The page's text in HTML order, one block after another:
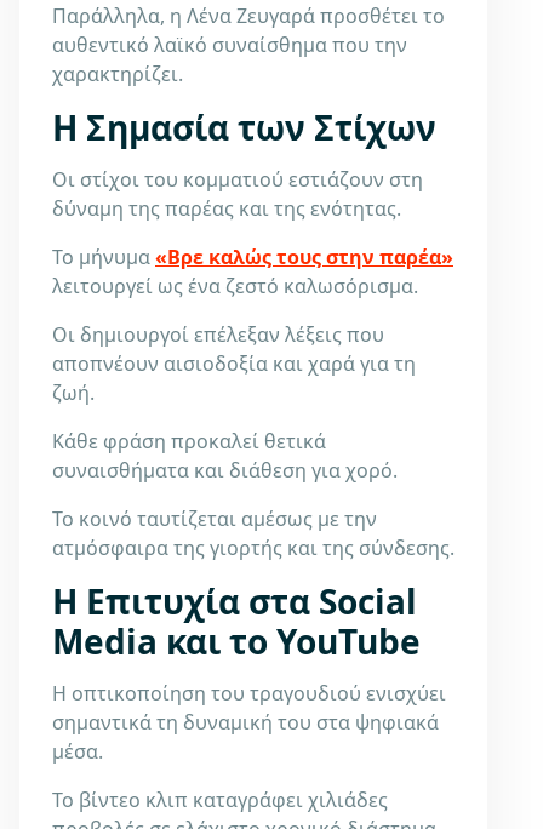
Παράλληλα, η Λένα Ζευγαρά προσθέτει το
αυθεντικό λαϊκό συναίσθημα που την
χαρακτηρίζει.
Η Σημασία των Στίχων
Οι στίχοι του κομματιού εστιάζουν στη
δύναμη της παρέας και της ενότητας.
Το μήνυμα«Βρε καλώς τους στην παρέα»
λειτουργεί ως ένα ζεστό καλωσόρισμα.
Οι δημιουργοί επέλεξαν λέξεις που
αποπνέουν αισιοδοξία και χαρά για τη
ζωή.
Κάθε φράση προκαλεί θετικά
συναισθήματα και διάθεση για χορό.
Το κοινό ταυτίζεται αμέσως με την
ατμόσφαιρα της γιορτής και της σύνδεσης.
Η Επιτυχία στα Social
Media και το YouTube
Η οπτικοποίηση του τραγουδιού ενισχύει
σημαντικά τη δυναμική του στα ψηφιακά
μέσα.
Το βίντεο κλιπ καταγράφει χιλιάδες